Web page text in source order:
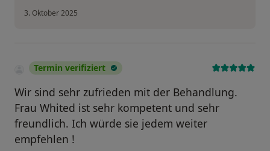
3. Oktober 2025
Termin verifiziert
Wir sind sehr zufrieden mit der Behandlung.
Frau Whited ist sehr kompetent und sehr
freundlich. Ich würde sie jedem weiter
empfehlen !